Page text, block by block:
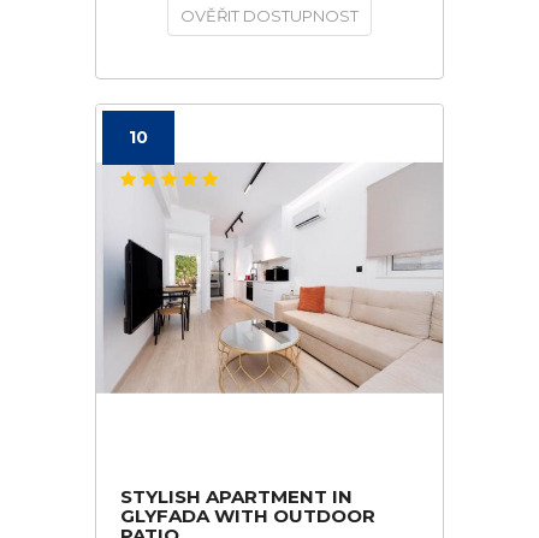
OVĚŘIT DOSTUPNOST
10
STYLISH APARTMENT IN
GLYFADA WITH OUTDOOR